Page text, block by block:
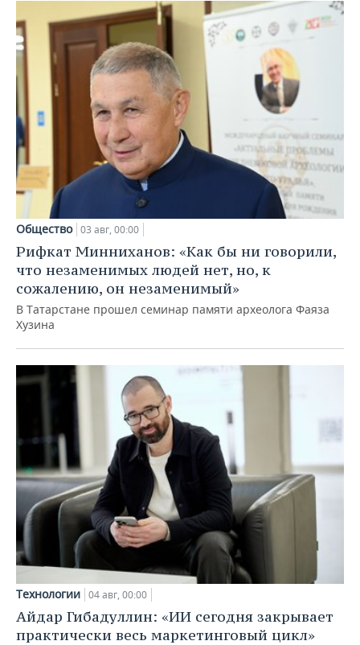
Общество 03 авг, 00:00
Рифкат Минниханов: «Как бы ни говорили,
что незаменимых людей нет, но, к
сожалению, он незаменимый»
В Татарстане прошел семинар памяти археолога Фаяза
Хузина
Технологии 04 авг, 00:00
Айдар Гибадуллин: «ИИ сегодня закрывает
практически весь маркетинговый цикл»